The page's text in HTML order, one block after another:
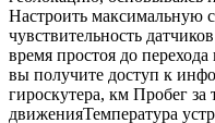
Настроить максимальную
чувствительность
время простоя до
вы получите доступ к
гироскутера, км Пробег
движенияТемпература